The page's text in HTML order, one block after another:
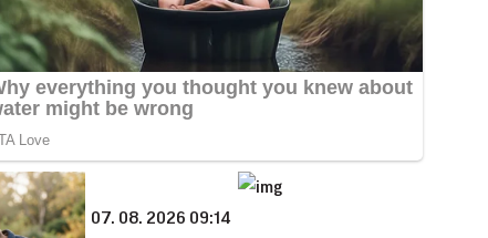
07. 08. 2026 09:14